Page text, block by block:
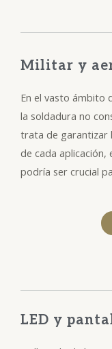
Militar y
En el vasto ámbito
la soldadura no
trata de garantizar
de cada
podría ser crucial
LED y